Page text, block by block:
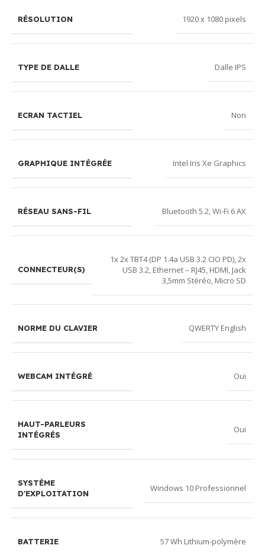
RÉSOLUTION 1920 x 1080 pixels
TYPE DE DALLE Dalle IPS
ECRAN TACTIEL Non
GRAPHIQUE INTÉGRÉE Intel Iris Xe Graphics
RÉSEAU SANS-FIL Bluetooth 5.2,Wi-Fi 6 AX
CONNECTEUR(S)
1x 2x TBT4 (DP 1.4a USB 3.2 CIO PD),2x
USB 3.2, Ethernet – RJ45, HDMI, Jack
3,5mm Stéréo, Micro SD
NORME DU CLAVIER QWERTY English
WEBCAM INTÉGRÉ Oui
HAUT-PARLEURS
INTÉGRÉS
Oui
SYSTÈME
D'EXPLOITATION
Windows 10 Professionnel
BATTERIE 57 Wh Lithium-polymère